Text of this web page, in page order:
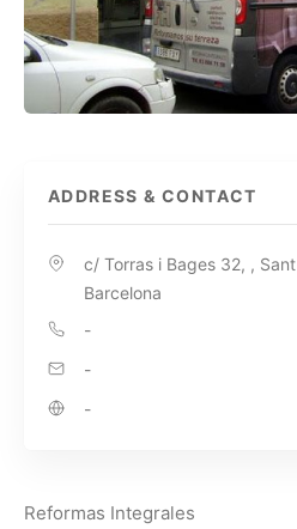
ADDRESS & CONTACT
c/ Torras i Bages 32, ,
Barcelona
-
-
-
Reformas Integrales